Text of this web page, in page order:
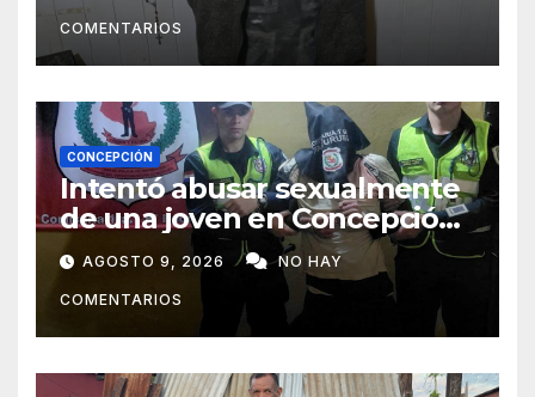
COMENTARIOS
CONCEPCIÓN
Intentó abusar sexualmente
de una joven en Concepción
y fue aprehendido
AGOSTO 9, 2026 NO HAY
COMENTARIOS